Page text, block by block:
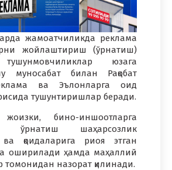
жамоатчиликда реклама
жойлаштириш (ўрнатиш)
юзага
муносабат билан Рақобат
ва Эълонларга оид
тушунтиришлар беради.
бино-иншоотларга
ўрнатиш шаҳарсозлик
қоидаларига риоя этган
оширилади ҳамда маҳаллий
томонидан назорат қилинади.